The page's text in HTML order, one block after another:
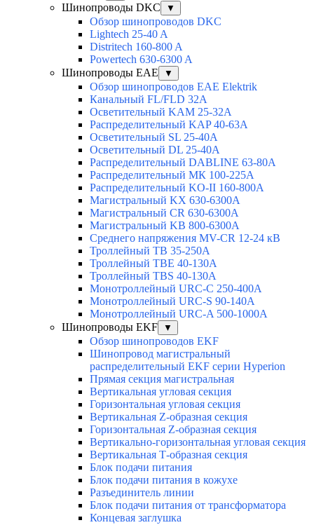
Шинопроводы DKC ▼
Обзор шинопроводов DKC
Lightech 25-40 A
Distritech 160-800 A
Powertech 630-6300 A
Шинопроводы EAE
▼
Обзор шинопроводов EAE Elektrik
Канальный FL/FLD 32A
Осветительный KAM 25-32А
Распределительный KAP 40-63A
Осветительный SL 25-40А
Осветительный DL 25-40А
Распределительный DABLINE 63-80A
Распределительный МК 100-225А
Распределительный KO-II 160-800А
Магистральный KX 630-6300А
Магистральный CR 630-6300А
Магистральный KB 800-6300А
Среднего напряжения MV-CR 12-24 кВ
Троллейный TB 35-250A
Троллейный TBE 40-130A
Троллейный TBS 40-130A
Монотроллейный URC-C 250-400A
Монотроллейный URC-S 90-140A
Монотроллейный URC-A 500-1000A
Шинопроводы EKF
▼
Обзор шинопроводов EKF
Шинопровод магистральный
распределительный EKF серии Hyperion
Прямая секция магистральная
Вертикальная угловая секция
Горизонтальная угловая секция
Вертикальная Z-образная секция
Горизонтальная Z-образная секция
Вертикально-горизонтальная угловая секция
Вертикальная Т-образная секция
Блок подачи питания
Блок подачи питания в кожухе
Разъединитель линии
Блок подачи питания от трансформатора
Концевая заглушка